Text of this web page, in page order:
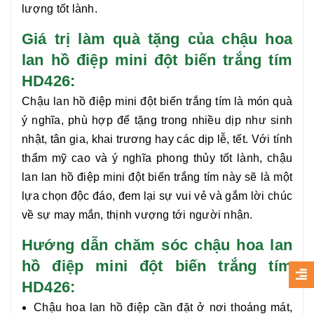
lượng tốt lành.
Giá trị làm quà tặng của chậu hoa
lan hồ điệp mini đột biến trắng tím
HD426:
Chậu lan hồ điệp mini đột biến trắng tím là món quà
ý nghĩa, phù hợp để tặng trong nhiều dịp như sinh
nhật, tân gia, khai trương hay các dịp lễ, tết. Với tính
thẩm mỹ cao và ý nghĩa phong thủy tốt lành, chậu
lan lan hồ điệp mini đột biến trắng tím này sẽ là một
lựa chọn độc đáo, đem lại sự vui vẻ và gắm lời chúc
về sự may mắn, thịnh vượng tới người nhận.
Hướng dẫn chăm sóc chậu hoa lan
hồ điệp mini đột biến trắng tím
HD426:
Chậu hoa lan hồ điệp cần đặt ở nơi thoáng mát,